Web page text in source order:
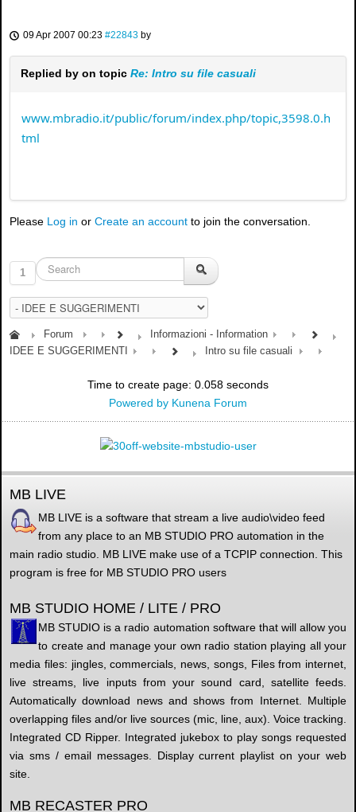
09 Apr 2007 00:23 #22843 by
Replied by on topic Re: Intro su file casuali
www.mbradio.it/public/forum/index.php/topic,3598.0.h
tml
Please Log in or Create an account to join the conversation.
1
Forum
Informazioni - Information
IDEE E SUGGERIMENTI
Intro su file casuali
Time to create page: 0.058 seconds
Powered by Kunena Forum
MB LIVE
MB LIVE is a software that stream a live audio\video feed
from any place to an MB STUDIO PRO automation in the
main radio studio. MB LIVE make use of a TCPIP connection. This
program is free for MB STUDIO PRO users
MB STUDIO HOME / LITE / PRO
MB STUDIO is a radio automation software that will allow you
to create and manage your own radio station playing all your
media files: jingles, commercials, news, songs, Files from internet,
live streams, live inputs from your sound card, satellite feeds.
Automatically download news and shows from Internet. Multiple
overlapping files and/or live sources (mic, line, aux). Voice tracking.
Integrated CD Ripper. Integrated jukebox to play songs requested
via sms / email messages. Display current playlist on your web
site.
MB RECASTER PRO